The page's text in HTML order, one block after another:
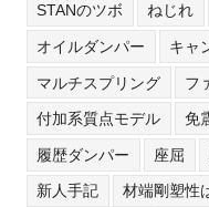
STANのツボ ねじれ
オイルダンパー キャ
マルチスプリング フ
付加系質点モデル 免
履歴ダンパー 座屈
新人手記 材端剛塑性